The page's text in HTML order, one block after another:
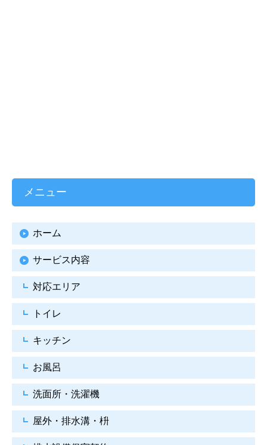
メニュー
ホーム
サービス内容
対応エリア
トイレ
キッチン
お風呂
洗面所・洗濯機
屋外・排水溝・枡